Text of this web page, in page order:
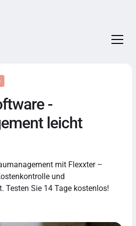
-
leicht
mit Flexxter –
und
Testen Sie 14 Tage kostenlos!